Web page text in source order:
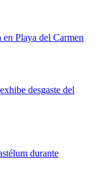
Playa del Carmen
desgaste del
durante